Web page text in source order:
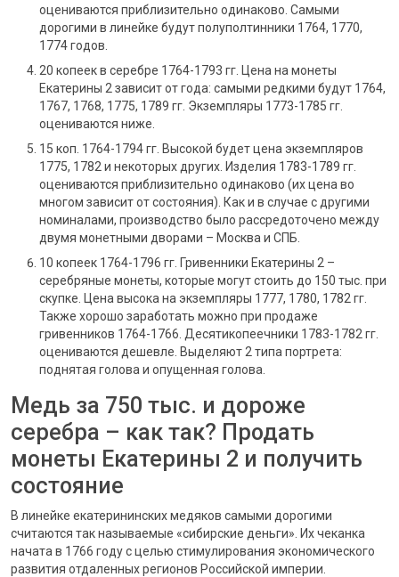
оцениваются приблизительно одинаково. Самыми
дорогими в линейке будут полуполтинники 1764, 1770,
1774 годов.
20 копеек в серебре 1764-1793 гг. Цена на монеты
Екатерины 2 зависит от года: самыми редкими будут 1764,
1767, 1768, 1775, 1789 гг. Экземпляры 1773-1785 гг.
оцениваются ниже.
15 коп. 1764-1794 гг. Высокой будет цена экземпляров
1775, 1782 и некоторых других. Изделия 1783-1789 гг.
оцениваются приблизительно одинаково (их цена во
многом зависит от состояния). Как и в случае с другими
номиналами, производство было рассредоточено между
двумя монетными дворами – Москва и СПБ.
10 копеек 1764-1796 гг. Гривенники Екатерины 2 –
серебряные монеты, которые могут стоить до 150 тыс. при
скупке. Цена высока на экземпляры 1777, 1780, 1782 гг.
Также хорошо заработать можно при продаже
гривенников 1764-1766. Десятикопеечники 1783-1782 гг.
оцениваются дешевле. Выделяют 2 типа портрета:
поднятая голова и опущенная голова.
Медь за 750 тыс. и дороже
серебра – как так? Продать
монеты Екатерины 2 и получить
состояние
В линейке екатерининских медяков самыми дорогими
считаются так называемые «сибирские деньги». Их чеканка
начата в 1766 году с целью стимулирования экономического
развития отдаленных регионов Российской империи.